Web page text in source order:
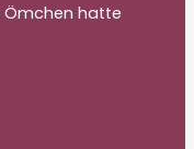
Ömchen hatte